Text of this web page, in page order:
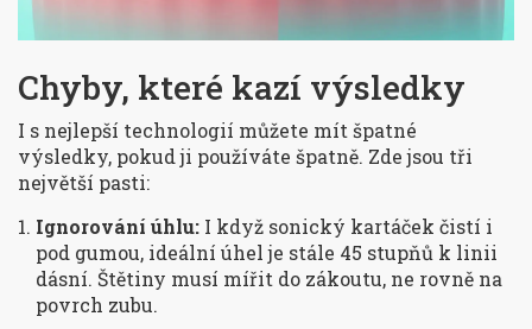
Chyby, které kazí výsledky
I s nejlepší technologií můžete mít špatné
výsledky, pokud ji používáte špatně. Zde jsou tři
největší pasti:
Ignorování úhlu: I když sonický kartáček čistí i
pod gumou, ideální úhel je stále 45 stupňů k linii
dásní. Štětiny musí mířit do zákoutu, ne rovně na
povrch zubu.